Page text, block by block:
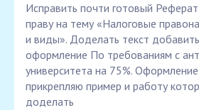
Исправить почти готовый
праву на тему «Налоговые
и виды». Доделать текст
оформление По требованиям с
университета на 75%. Оформление
прикрепляю пример и работу
доделать